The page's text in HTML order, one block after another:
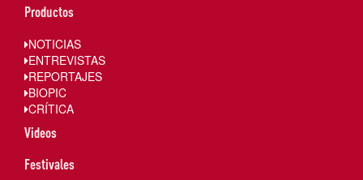
Productos
NOTICIAS
ENTREVISTAS
REPORTAJES
BIOPIC
CRÍTICA
Videos
Festivales